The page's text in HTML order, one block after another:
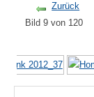
Zurück
Bild 9 von 120